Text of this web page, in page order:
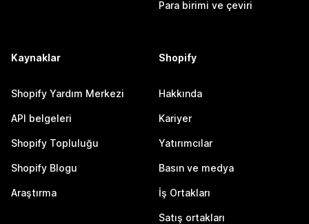
Para birimi ve çeviri
Kaynaklar
Shopify Yardım Merkezi
API belgeleri
Shopify Topluluğu
Shopify Blogu
Araştırma
Shopify
Hakkında
Kariyer
Yatırımcılar
Basın ve medya
İş Ortakları
Satış ortakları